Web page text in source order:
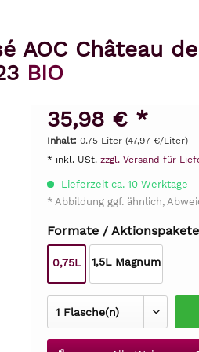
AOC Château
BIO
35,98 € *
Inhalt: 0.75 Liter (47,97 €/Liter)
* inkl. USt. zzgl. Versand für
Lieferzeit ca. 10 Werktage
* Abbildung ggf. ähnlich,
Formate / Aktionspakete
0,75L 1,5L Magnum